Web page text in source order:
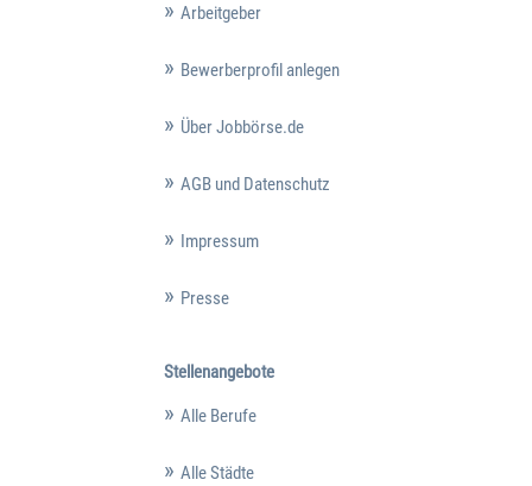
Arbeitgeber
Bewerberprofil anlegen
Über Jobbörse.de
AGB und Datenschutz
Impressum
Presse
Stellenangebote
Alle Berufe
Alle Städte